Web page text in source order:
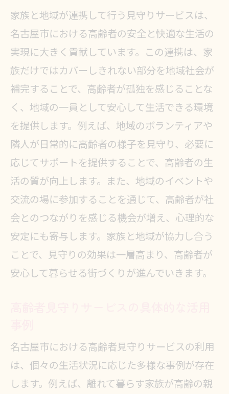
する見守り
名古屋市で高齢者見守りサービスを利用
する際のポイントと注意点
利用前に知っておくべき見守りサー
ビスの基礎知識
サービス契約時の注意点とポイント
高齢者見守りサービス利用時のトラ
ブル対応法
名古屋市でのサービス利用における
法的留意点
見守りサービスの効果的な活用法と
評価方法
利用者の声を活かしたサービス改善
の重要性
家族と地域が連携して行う見守りサービスは、
名古屋市における高齢者の安全と快適な生活の
実現に大きく貢献しています。この連携は、家
族だけではカバーしきれない部分を地域社会が
補完することで、高齢者が孤独を感じることな
く、地域の一員として安心して生活できる環境
を提供します。例えば、地域のボランティアや
隣人が日常的に高齢者の様子を見守り、必要に
応じてサポートを提供することで、高齢者の生
活の質が向上します。また、地域のイベントや
交流の場に参加することを通じて、高齢者が社
会とのつながりを感じる機会が増え、心理的な
安定にも寄与します。家族と地域が協力し合う
ことで、見守りの効果は一層高まり、高齢者が
安心して暮らせる街づくりが進んでいきます。
名古屋市における高齢者見守りサービスの利用
は、個々の生活状況に応じた多様な事例が存在
します。例えば、離れて暮らす家族が高齢の親